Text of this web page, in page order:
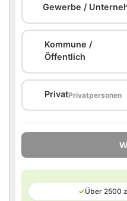
Gewerbe /
Kommune /
Öffentlich
PrivatPrivatpersonen
✓Über 2500